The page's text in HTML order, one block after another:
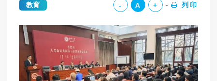
教育 - A + 列印